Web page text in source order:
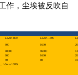
作，尘埃被反吹自
LFZK-800 LFZK-1600
800 1600
48000 96000
800 1600
40 80
≥3um/100%